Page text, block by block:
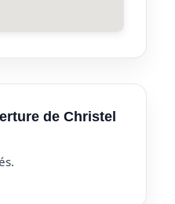
de Christel